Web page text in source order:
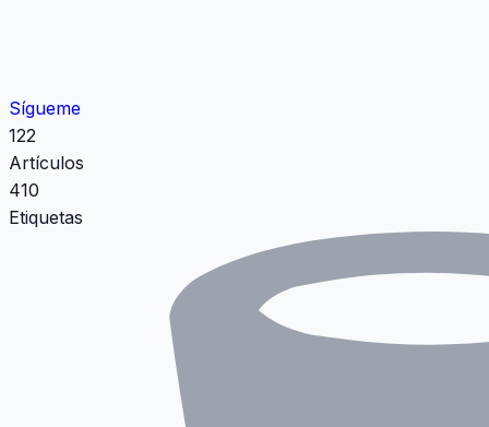
Sígueme
122
Artículos
410
Etiquetas